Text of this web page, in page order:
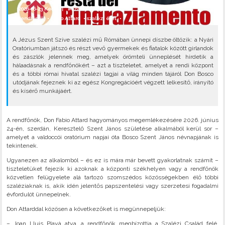
2026-06-23 Kedd |#Szalézi világ
rendfőnök•Fabio Attard •szalézi élet•
A Jézus Szent Szíve szalézi mű Rómában ünnepi díszbe öltözik: a Nyári
Oratóriumban játszó és részt vevő gyermekek és fiatalok között girlandok
és zászlók jelennek meg, amelyek örömteli ünneplését hirdetik a
hálaadásnak a rendfőnökért – azt a tiszteletet, amelyet a rendi központ
és a többi római hivatal szalézi tagjai a világ minden tájáról Don Bosco
utódjának fejeznek ki az egész Kongregációért végzett lelkesítő, irányító
és kísérő munkájáért.
A rendfőnök, Don Fabio Attard hagyományos megemlékezésére 2026. június
24-én, szerdán, Keresztelő Szent János születése alkalmából kerül sor –
amelyet a valdoccói oratórium napjai óta Bosco Szent János névnapjának is
tekintenek.
Ugyanezen az alkalomból – és ez is mára már bevett gyakorlatnak számít –
tiszteletüket fejezik ki azoknak a központi székhelyen vagy a rendfőnök
közvetlen felügyelete alá tartozó szomszédos közösségekben élő többi
szaléziaknak is, akik idén jelentős papszentelési vagy szerzetesi fogadalmi
évfordulót ünnepelnek.
Don Attarddal közösen a következőket is megünnepeljük: